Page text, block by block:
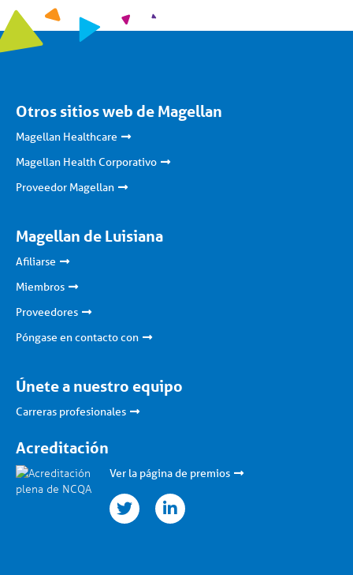
Otros sitios web de Magellan
Magellan Healthcare
Magellan Health Corporativo
Proveedor Magellan
Magellan de Luisiana
Afiliarse
Miembros
Proveedores
Póngase en contacto con
Únete a nuestro equipo
Carreras profesionales
Acreditación
Ver la página de premios
linkedin